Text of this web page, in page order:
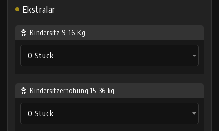
Ekstralar
Kindersitz 9-16 Kg
0 Stück
Kindersitzerhöhung 15-36 kg
0 Stück